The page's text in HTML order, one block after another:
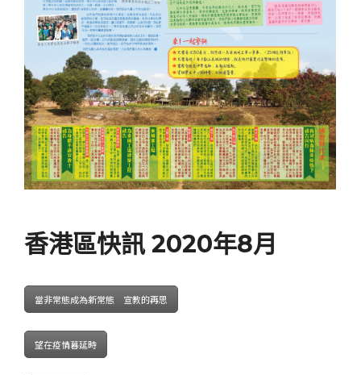
香港區快訊 2020年8月
當非常態成為新常態 宣教的再思
望在疫情暮延時